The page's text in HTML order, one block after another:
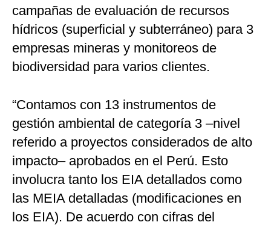
campañas de evaluación de recursos
hídricos (superficial y subterráneo) para 3
empresas mineras y monitoreos de
biodiversidad para varios clientes.
“Contamos con 13 instrumentos de
gestión ambiental de categoría 3 –nivel
referido a proyectos considerados de alto
impacto– aprobados en el Perú. Esto
involucra tanto los EIA detallados como
las MEIA detalladas (modificaciones en
los EIA). De acuerdo con cifras del